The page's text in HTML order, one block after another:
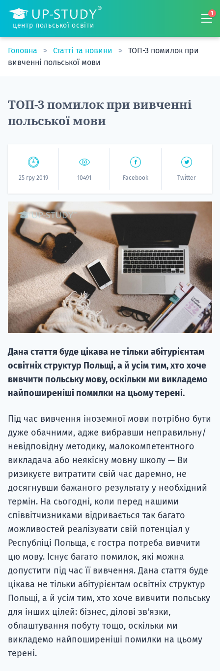
центр польської освіти
1
Головна Статті та новини
ТОП-3 помилок при
вивченні польської мови
ТОП-3 помилок при вивченні
польської мови
25 гру 2019 10491 Facebook Twitter
Дана стаття буде цікава не тільки абітурієнтам
освітніх структур Польщі, а й усім тим, хто хоче
вивчити польську мову, оскільки ми викладемо
найпоширеніші помилки на цьому терені.
Під час вивчення іноземної мови потрібно бути
дуже обачними, адже вибравши неправильну/
невідповідну методику, малокомпетентного
викладача або неякісну мовну школу — Ви
ризикуєте витратити свій час даремно, не
досягнувши бажаного результату у необхідний
термін. На сьогодні, коли перед нашими
співвітчизниками відривається так багато
можливостей реалізувати свій потенціал у
Республіці Польща, є гостра потреба вивчити
цю мову. Існує багато помилок, які можна
допустити під час її вивчення. Дана стаття буде
цікава не тільки абітурієнтам освітніх структур
Польщі, а й усім тим, хто хоче вивчити польську
для інших цілей: бізнес, ділові зв'язки,
облаштування побуту тощо, оскільки ми
викладемо найпоширеніші помилки на цьому
терені.
20.09
вступ на